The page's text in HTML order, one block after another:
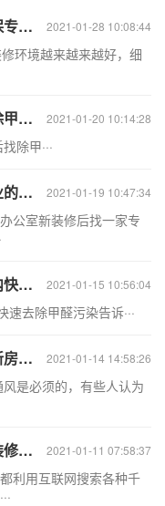
2021-01-28 10:08:44
理
环境越来越来越好，细
2021-01-20 10:14:28
司
甲···
2021-01-19 10:47:34
理
公室新装修后找一家专
2021-01-15 10:56:04
染
去除甲醛污染告诉···
2021-01-14 14:58:26
司
是必须的，有些人认为
2021-01-11 07:58:37
话
利用互联网搜索各种千